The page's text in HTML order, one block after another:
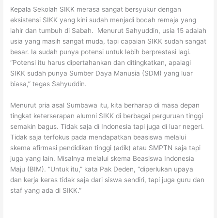
Kepala Sekolah SIKK merasa sangat bersyukur dengan
eksistensi SIKK yang kini sudah menjadi bocah remaja yang
lahir dan tumbuh di Sabah. Menurut Sahyuddin, usia 15 adalah
usia yang masih sangat muda, tapi capaian SIKK sudah sangat
besar. Ia sudah punya potensi untuk lebih berprestasi lagi.
“Potensi itu harus dipertahankan dan ditingkatkan, apalagi
SIKK sudah punya Sumber Daya Manusia (SDM) yang luar
biasa,” tegas Sahyuddin.
Menurut pria asal Sumbawa itu, kita berharap di masa depan
tingkat keterserapan alumni SIKK di berbagai perguruan tinggi
semakin bagus. Tidak saja di Indonesia tapi juga di luar negeri.
Tidak saja terfokus pada mendapatkan beasiswa melalui
skema afirmasi pendidikan tinggi (adik) atau SMPTN saja tapi
juga yang lain. Misalnya melalui skema Beasiswa Indonesia
Maju (BIM). “Untuk itu,” kata Pak Deden, “diperlukan upaya
dan kerja keras tidak saja dari siswa sendiri, tapi juga guru dan
staf yang ada di SIKK.”